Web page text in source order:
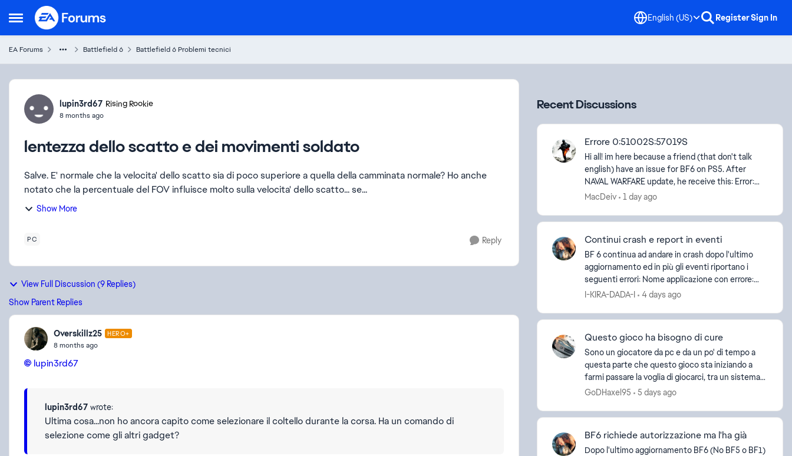
Open Side Menu
Skip to content English (US) RegisterSign In
EA Forums Battlefield 6 Battlefield 6 Problemi tecnici
Forum Discussion
lupin3rd67 Rising Rookie
8 months ago
lentezza dello scatto e dei movimenti soldato
Salve. E' normale che la velocita' dello scatto sia di poco superiore a quella della camminata normale? Ho anche
notato che la percentuale del FOV influisce molto sulla velocita' dello scatto... se...
Show More
PC Reply
View Full Discussion (9 Replies)
Show Parent Replies
Overskillz25 HERO+
8 months ago
lupin3rd67​
lupin3rd67 wrote:
Ultima cosa...non ho ancora capito come selezionare il coltello durante la corsa. Ha un comando di
selezione come gli altri gadget?
Recent Discussions
Errore 0:51002S:57019S
Hi all! im here because a friend (that don't talk
english) have an issue for BF6 on PS5. After
NAVAL WARFARE update, he receive this: Error:
0:51002S:57019S Someone have any solution? he
MacDeiv 1 day ago
Continui crash e report in eventi
BF 6 continua ad andare in crash dopo l'ultimo
aggiornamento ed in più gli eventi riportano i
seguenti errori: Nome applicazione con errore:
EAGEP.exe, versione: 13.743.0.6256, timestamp:
I-KIRA-DADA-I 4 days ago
Questo gioco ha bisogno di cure
Sono un giocatore da pc e da un po' di tempo a
questa parte che questo gioco sta iniziando a
farmi passare la voglia di giocarci, tra un sistema
di skill base matchmaking che non funziona e un
GoDHaxel95 5 days ago
BF6 richiede autorizzazione ma l'ha già
Dopo l'ultimo aggiornamento BF6 (No BF5 o BF1)